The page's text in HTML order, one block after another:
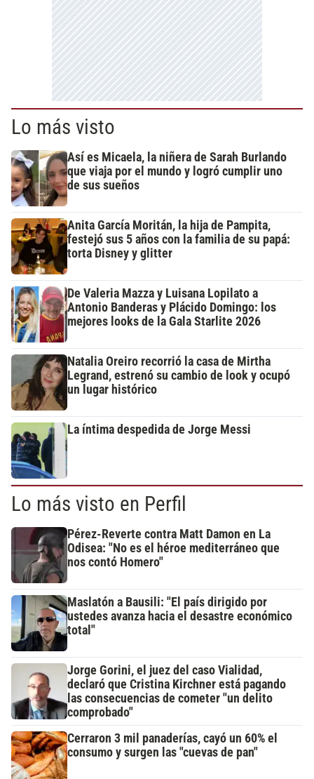
Lo más visto
Así es Micaela, la niñera de Sarah Burlando
que viaja por el mundo y logró cumplir uno
de sus sueños
Anita García Moritán, la hija de Pampita,
festejó sus 5 años con la familia de su papá:
torta Disney y glitter
De Valeria Mazza y Luisana Lopilato a
Antonio Banderas y Plácido Domingo: los
mejores looks de la Gala Starlite 2026
Natalia Oreiro recorrió la casa de Mirtha
Legrand, estrenó su cambio de look y ocupó
un lugar histórico
La íntima despedida de Jorge Messi
Lo más visto en Perfil
Pérez-Reverte contra Matt Damon en La
Odisea: "No es el héroe mediterráneo que
nos contó Homero"
Maslatón a Bausili: "El país dirigido por
ustedes avanza hacia el desastre económico
total"
Jorge Gorini, el juez del caso Vialidad,
declaró que Cristina Kirchner está pagando
las consecuencias de cometer "un delito
comprobado"
Cerraron 3 mil panaderías, cayó un 60% el
consumo y surgen las "cuevas de pan"